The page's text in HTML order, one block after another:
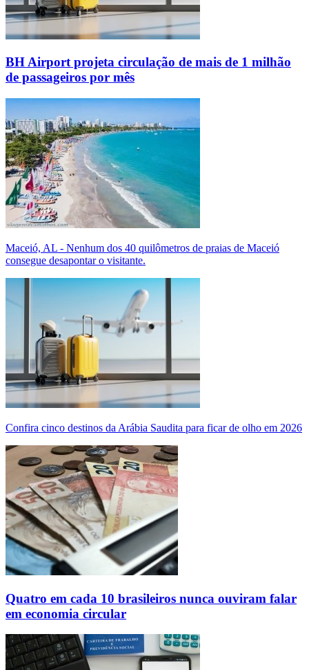
BH Airport projeta circulação de mais de 1 milhão
de passageiros por mês
Maceió, AL - Nenhum dos 40 quilômetros de praias de Maceió
consegue desapontar o visitante.
Confira cinco destinos da Arábia Saudita para ficar de olho em 2026
Quatro em cada 10 brasileiros nunca ouviram falar
em economia circular